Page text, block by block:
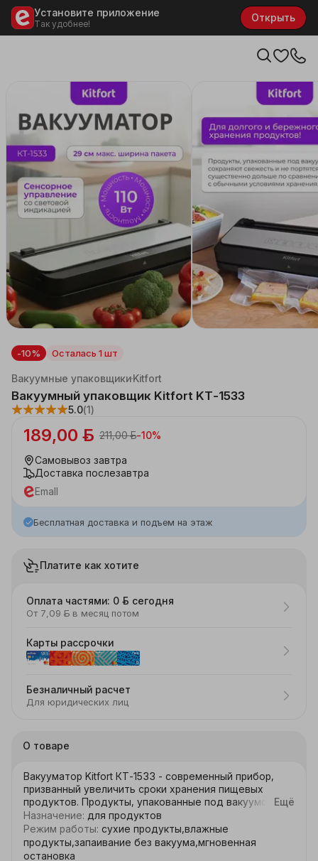
Установите приложение
Так удобнее!
Открыть
-10% Осталась 1 шт
Каталог
Бытовая техника
Мелкая техника для кухни
Вакуумные упаковщикиKitfort
Вакуумный упаковщик Kitfort KT-1533
5.0(1)
211,00 ƃ-10%
189,00 ƃ
Самовывоз завтра
Доставка послезавтра
Emall
Бесплатная доставка и подъем на этаж
Платите как хотите
Оплата частями: 0 ƃ сегодня
От 7,09 ƃ в месяц потом
Карты рассрочки
Безналичный расчет
Для юридических лиц
О товаре
Вакууматор Kitfort КТ-1533 - современный прибор,
призванный увеличить сроки хранения пищевых
продуктов. Продукты, упакованные под вакуумом,
сохраняют свежесть и не портятся существенно
дольше по сравнению с обычными условиями
хранения. У KT-1533 есть режимы для
вакуумирования сухих и влажных продуктов. В
Ещё
Назначение: для продуктов
Режим работы: сухие продукты,влажные
продукты,запаивание без вакуума,мгновенная
остановка